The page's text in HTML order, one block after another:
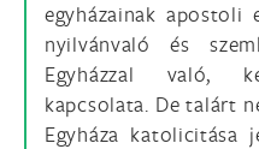
egyházainak apostoli
nyilvánvaló és
Egyházzal való,
kapcsolata. De talárt
Egyháza katolicitása